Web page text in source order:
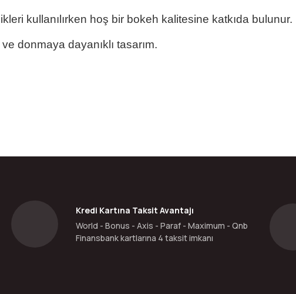
kullanılırken hoş bir bokeh kalitesine katkıda bulunur.
donmaya dayanıklı tasarım.
Yorum Yaz
gördüğünüz noktaları öneri formunu kullanarak tarafımıza iletebilirsiniz.
Kredi Kartına Taksit Avantajı
World - Bonus - Axis - Paraf - Maximum - Qnb
Finansbank kartlarına 4 taksit imkanı